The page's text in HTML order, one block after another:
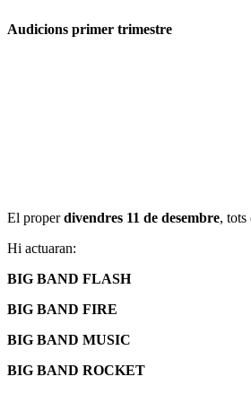
Audicions primer trimestre
El properdivendres 11 de desembre, tots
Hi actuaran:
BIG BAND FLASH
BIG BAND FIRE
BIG BAND MUSIC
BIG BAND ROCKET